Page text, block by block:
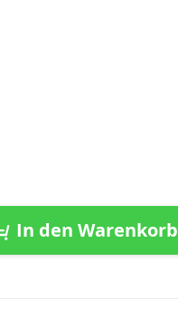
In den Warenkorb